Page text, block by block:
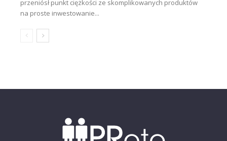
przeniósł punkt ciężkości ze skomplikowanych produktów
na proste inwestowanie...